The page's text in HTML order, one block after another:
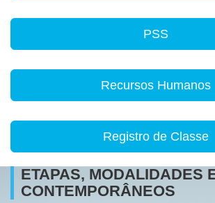
PSS
Recursos Humanos
Registro de Classe
ETAPAS, MODALIDADES
CONTEMPORÂNEOS